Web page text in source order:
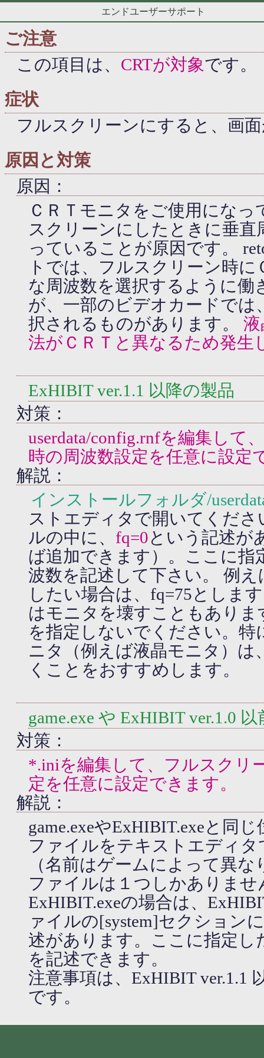
エンドユーザーサポート
ご注意
この項目は、 CRTが対象です。
症状
フルスクリーンにすると、画
原因と対策
原因：
ＣＲＴモニタをご使用になっ
スクリーンにしたときに垂直
っていることが原因です。
トでは、フルスクリーン時
な周波数を選択するように働
が、一部のビデオカードでは
択されるものがあります。
法がＣＲＴと異なるため発生
ExHIBIT ver.1.1 以降の製品
対策：
userdata/config.rnfを編集して
時の周波数設定を任意に設定
解説：
インストールフォルダ/
ストエディタで開いてくだ
ルの中に、 fq=0という記述が
ば追加できます）。ここに指
波数を記述して下さい。 例え
したい場合は、fq=75としま
はモニタを壊すこともありま
を指定しないでください。特
ニタ（例えば液晶モニタ）は
くことをおすすめします。
game.exe や ExHIBIT ver.1.0
対策：
*.iniを編集して、フルスクリ
定を任意に設定できます。
解説：
game.exeやExHIBIT.exeと同
ファイルをテキストエディ
（名前はゲームによって異
ファイルは１つしかありませ
ExHIBIT.exeの場合は、
ァイルの[system]セクション
述があります。ここに指定し
を記述できます。
注意事項は、ExHIBIT ver.1.1
です。